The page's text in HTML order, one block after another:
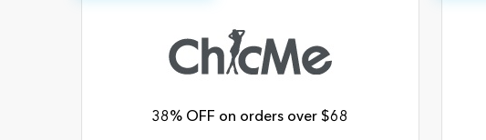
38% OFF on orders over $68